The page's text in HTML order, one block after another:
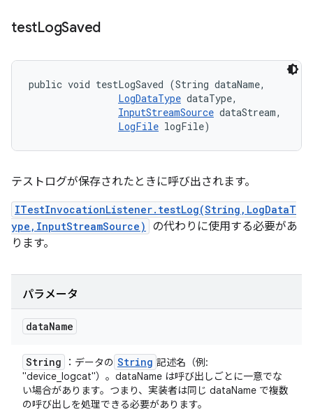
testLogSaved
public void testLogSaved (String dataName,
LogDataType dataType,
InputStreamSource dataStream,
LogFile logFile)
テストログが保存されたときに呼び出されます。
ITestInvocationListener.testLog(String,LogDataT
ype,InputStreamSource)
の代わりに使用する必要があ
ります。
パラメータ
dataName
String ：データの String 記述名（例:
"device_logcat"）。dataName は呼び出しごとに一意でな
い場合があります。つまり、実装者は同じ dataName で複数
の呼び出しを処理できる必要があります。